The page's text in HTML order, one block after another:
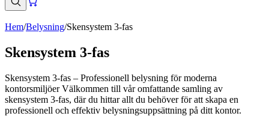
Hem/Belysning/Skensystem 3-fas
Skensystem 3-fas
Skensystem 3-fas – Professionell belysning för moderna
kontorsmiljöer Välkommen till vår omfattande samling av
skensystem 3-fas, där du hittar allt du behöver för att skapa en
professionell och effektiv belysningsuppsättning på ditt kontor.